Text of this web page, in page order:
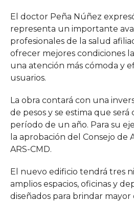
El doctor Peña Núñez
representa un importante
profesionales de la salud
ofrecer mejores condiciones
una atención más cómoda y
usuarios.
La obra contará con una
de pesos y se estima que
período de un año. Para su
la aprobación del Consejo de
ARS-CMD.
El nuevo edificio tendrá tres
amplios espacios, oficinas y
diseñados para brindar